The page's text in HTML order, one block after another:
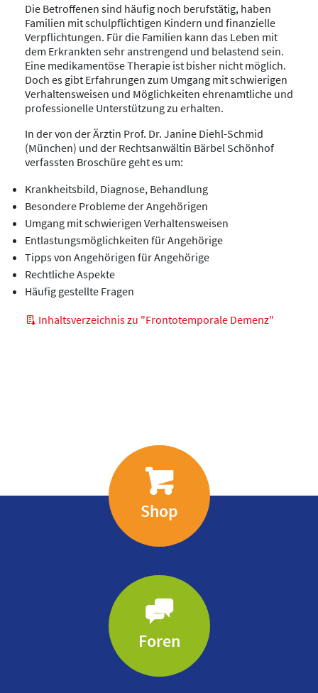
Die Betroffenen sind häufig noch berufstätig, haben
Familien mit schulpflichtigen Kindern und finanzielle
Verpflichtungen. Für die Familien kann das Leben mit
dem Erkrankten sehr anstrengend und belastend sein.
Eine medikamentöse Therapie ist bisher nicht möglich.
Doch es gibt Erfahrungen zum Umgang mit schwierigen
Verhaltensweisen und Möglichkeiten ehrenamtliche und
professionelle Unterstützung zu erhalten.
In der von der Ärztin Prof. Dr. Janine Diehl-Schmid
(München) und der Rechtsanwältin Bärbel Schönhof
verfassten Broschüre geht es um:
Krankheitsbild, Diagnose, Behandlung
Besondere Probleme der Angehörigen
Umgang mit schwierigen Verhaltensweisen
Entlastungsmöglichkeiten für Angehörige
Tipps von Angehörigen für Angehörige
Rechtliche Aspekte
Häufig gestellte Fragen
Inhaltsverzeichnis zu "Frontotemporale Demenz"
Shop
Foren